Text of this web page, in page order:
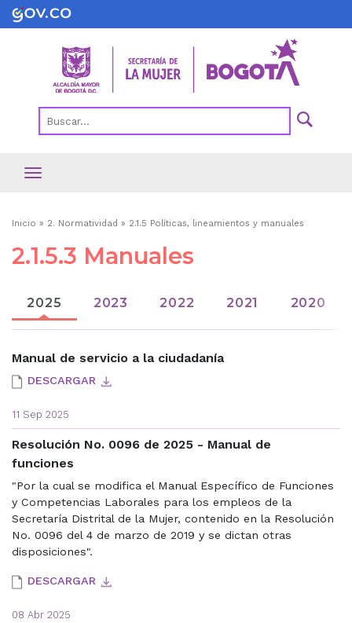
Pasar
al
Ruta
de
Inicio 2. Normatividad 2.1.5 Políticas, lineamientos y manuales
2.1.5.3 Manuales
2025 2023 2022 2021 2020
Manual de servicio a la ciudadanía
DESCARGAR
11 Sep 2025
Resolución No. 0096 de 2025 - Manual de
funciones
"Por la cual se modifica el Manual Específico de Funciones
y Competencias Laborales para los empleos de la
Secretaría Distrital de la Mujer, contenido en la Resolución
No. 0096 del 4 de marzo de 2019 y se dictan otras
disposiciones".
DESCARGAR
08 Abr 2025